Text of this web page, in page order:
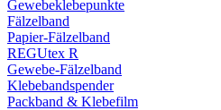
Gewebeklebepunkte
Fälzelband
Papier-Fälzelband
REGUtex R
Gewebe-Fälzelband
Klebebandspender
Packband & Klebefilm